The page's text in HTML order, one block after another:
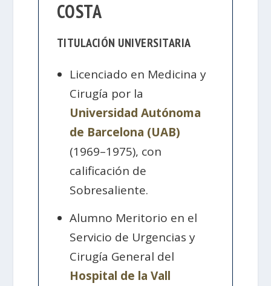
COSTA
TITULACIÓN UNIVERSITARIA
Licenciado en Medicina y
Cirugía por la
Universidad Autónoma
de Barcelona (UAB)
(1969–1975), con
calificación de
Sobresaliente.
Alumno Meritorio en el
Servicio de Urgencias y
Cirugía General del
Hospital de la Vall